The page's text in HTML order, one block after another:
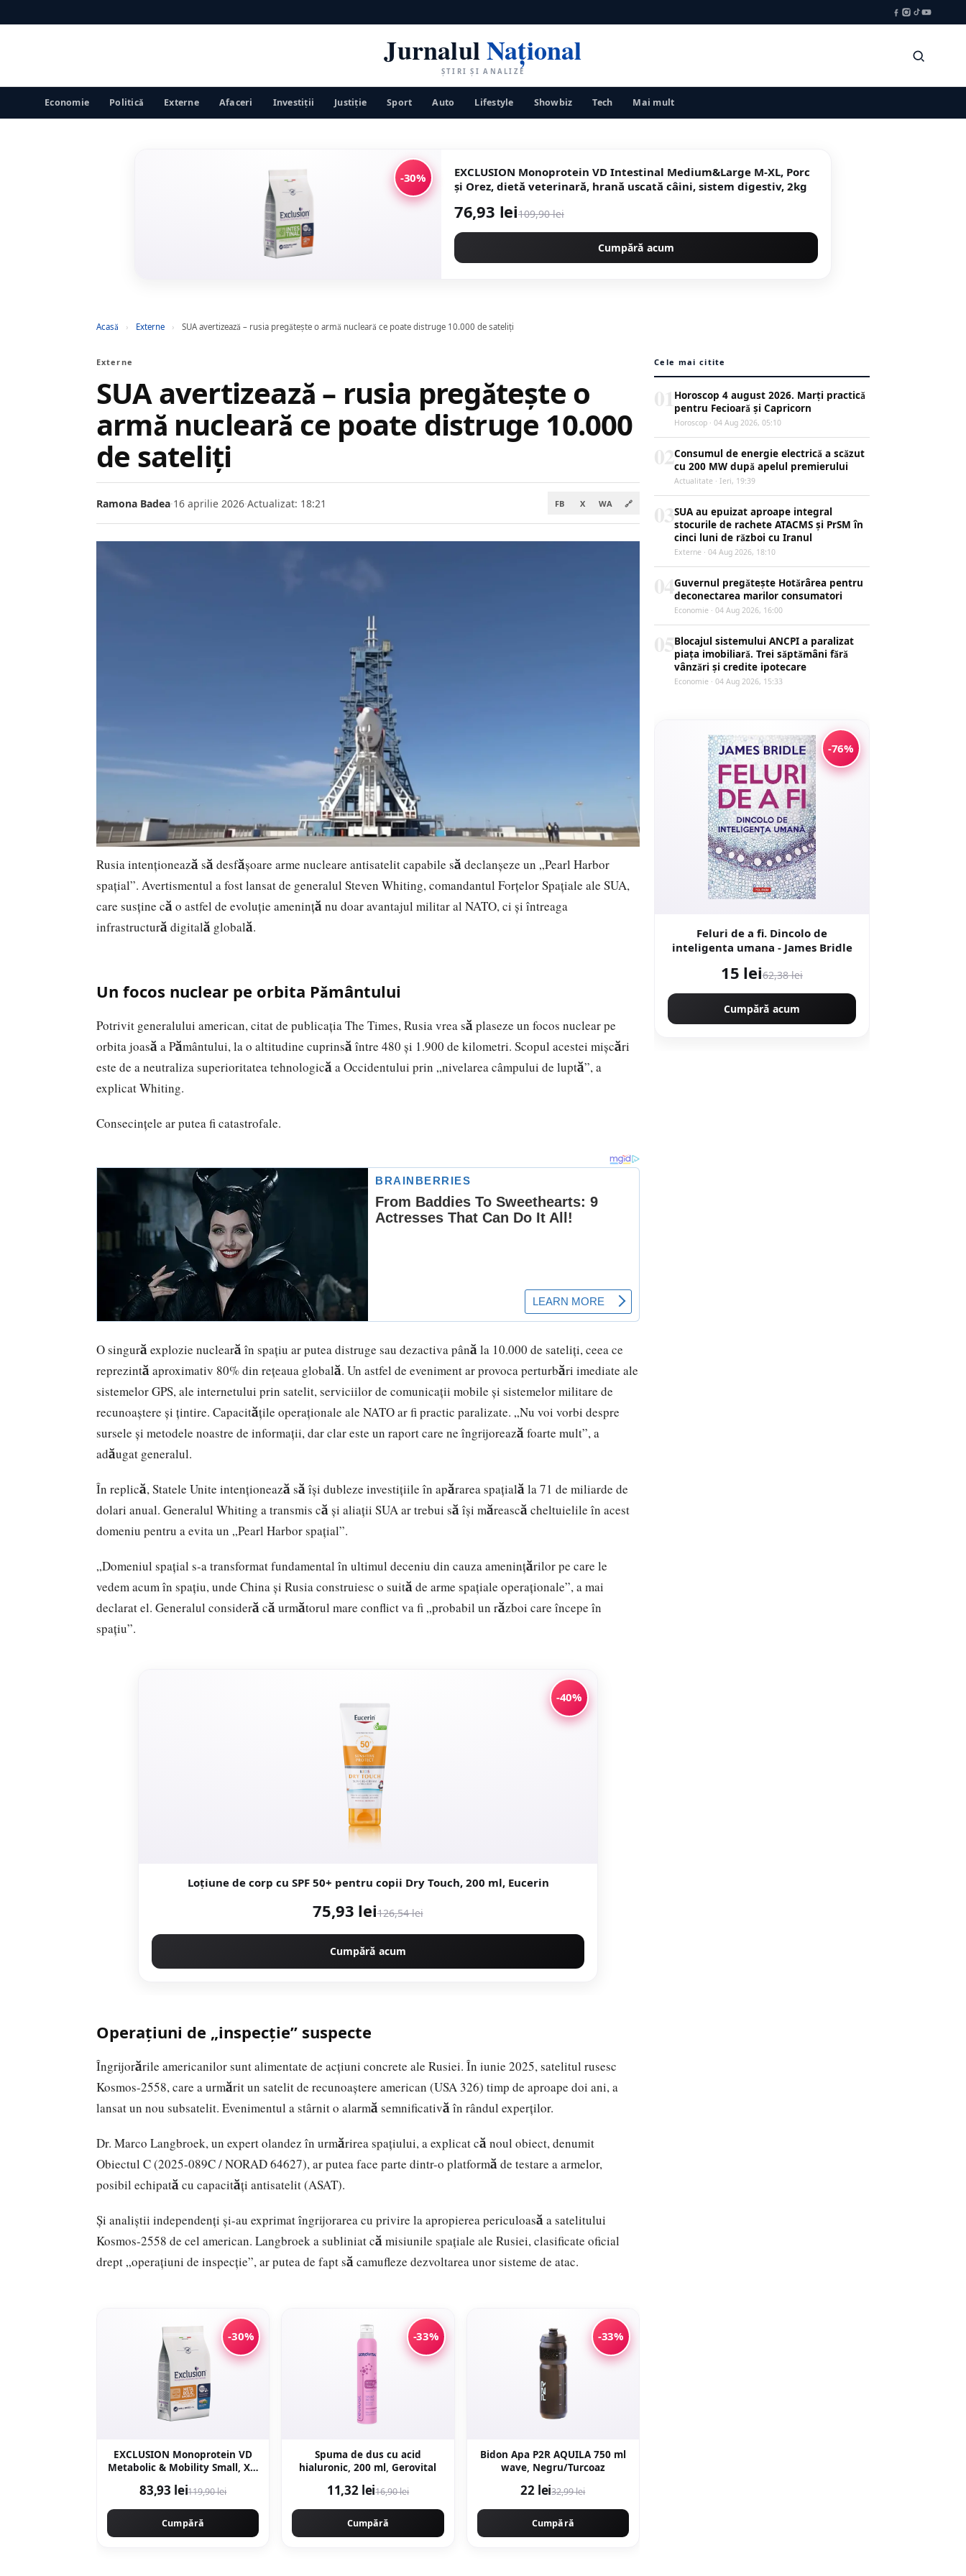
JurnalulNațional
ȘTIRI ȘI ANALIZE
Economie Politică Externe Afaceri Investiții Justiţie Sport Auto Lifestyle Showbiz Tech Mai mult
-30%
EXCLUSION Monoprotein VD Intestinal Medium&Large M-XL, Porc
și Orez, dietă veterinară, hrană uscată câini, sistem digestiv, 2kg
76,93 lei109,90 lei
Cumpără acum
Acasă › Externe › SUA avertizează – rusia pregătește o armă nucleară ce poate distruge 10.000 de sateliți
Externe
SUA avertizează – rusia pregătește o
armă nucleară ce poate distruge 10.000
de sateliți
Ramona Badea·16 aprilie 2026·Actualizat: 18:21 FB X WA 🔗
Rusia intenționează să desfășoare arme nucleare antisatelit capabile să declanșeze un „Pearl Harbor
spațial”. Avertismentul a fost lansat de generalul Steven Whiting, comandantul Forțelor Spațiale ale SUA,
care susține că o astfel de evoluție amenință nu doar avantajul militar al NATO, ci și întreaga
infrastructură digitală globală.
Un focos nuclear pe orbita Pământului
Potrivit generalului american, citat de publicația The Times, Rusia vrea să plaseze un focos nuclear pe
orbita joasă a Pământului, la o altitudine cuprinsă între 480 și 1.900 de kilometri. Scopul acestei mișcări
este de a neutraliza superioritatea tehnologică a Occidentului prin „nivelarea câmpului de luptă”, a
explicat Whiting.
Consecințele ar putea fi catastrofale.
O singură explozie nucleară în spațiu ar putea distruge sau dezactiva până la 10.000 de sateliți, ceea ce
reprezintă aproximativ 80% din rețeaua globală. Un astfel de eveniment ar provoca perturbări imediate ale
sistemelor GPS, ale internetului prin satelit, serviciilor de comunicații mobile și sistemelor militare de
recunoaștere și țintire. Capacitățile operaționale ale NATO ar fi practic paralizate. „Nu voi vorbi despre
sursele și metodele noastre de informații, dar clar este un raport care ne îngrijorează foarte mult”, a
adăugat generalul.
În replică, Statele Unite intenționează să își dubleze investițiile în apărarea spațială la 71 de miliarde de
dolari anual. Generalul Whiting a transmis că și aliații SUA ar trebui să își mărească cheltuielile în acest
domeniu pentru a evita un „Pearl Harbor spațial”.
„Domeniul spațial s-a transformat fundamental în ultimul deceniu din cauza amenințărilor pe care le
vedem acum în spațiu, unde China și Rusia construiesc o suită de arme spațiale operaționale”, a mai
declarat el. Generalul consideră că următorul mare conflict va fi „probabil un război care începe în
spațiu”.
-40%
Loțiune de corp cu SPF 50+ pentru copii Dry Touch, 200 ml, Eucerin
75,93 lei126,54 lei
Cumpără acum
Operațiuni de „inspecție” suspecte
Îngrijorările americanilor sunt alimentate de acțiuni concrete ale Rusiei. În iunie 2025, satelitul rusesc
Kosmos-2558, care a urmărit un satelit de recunoaștere american (USA 326) timp de aproape doi ani, a
lansat un nou subsatelit. Evenimentul a stârnit o alarmă semnificativă în rândul experților.
Dr. Marco Langbroek, un expert olandez în urmărirea spațiului, a explicat că noul obiect, denumit
Obiectul C (2025-089C / NORAD 64627), ar putea face parte dintr-o platformă de testare a armelor,
posibil echipată cu capacități antisatelit (ASAT).
Și analiștii independenți și-au exprimat îngrijorarea cu privire la apropierea periculoasă a satelitului
Kosmos-2558 de cel american. Langbroek a subliniat că misiunile spațiale ale Rusiei, clasificate oficial
drept „operațiuni de inspecție”, ar putea de fapt să camufleze dezvoltarea unor sisteme de atac.
-30%
EXCLUSION Monoprotein VD
Metabolic & Mobility Small, XS-
veterinară, hrană uscată câini,
83,93 lei119,90 lei
Cumpără
-33%
Spuma de dus cu acid
hialuronic, 200 ml, Gerovital
11,32 lei16,90 lei
Cumpără
-33%
Bidon Apa P2R AQUILA 750 ml
wave, Negru/Turcoaz
22 lei32,99 lei
Cumpără
Cele mai citite
Horoscop 4 august 2026. Marți practică
pentru Fecioară și Capricorn
Horoscop · 04 Aug 2026, 05:10
Consumul de energie electrică a scăzut
cu 200 MW după apelul premierului
Actualitate · Ieri, 19:39
SUA au epuizat aproape integral
stocurile de rachete ATACMS și PrSM în
cinci luni de război cu Iranul
Externe · 04 Aug 2026, 18:10
Guvernul pregătește Hotărârea pentru
deconectarea marilor consumatori
Economie · 04 Aug 2026, 16:00
Blocajul sistemului ANCPI a paralizat
piața imobiliară. Trei săptămâni fără
vânzări și credite ipotecare
Economie · 04 Aug 2026, 15:33
-76%
Feluri de a fi. Dincolo de
inteligenta umana - James Bridle
15 lei62,38 lei
Cumpără acum